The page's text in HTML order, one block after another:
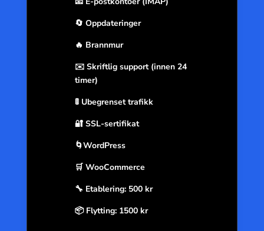
🔄 Oppdateringer
🔥 Brannmur
✉️ Skriftlig support (innen 24
timer)
🚦 Ubegrenset trafikk
🔐 SSL-sertifikat
🌀WordPress
🛒 WooCommerce
🔧 Etablering: 500 kr
📦 Flytting: 1500 kr